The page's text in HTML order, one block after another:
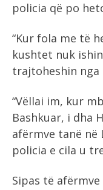
policia që po
“Kur fola me të
kushtet nuk
trajtoheshin nga
“Vëllai im, kur
Bashkuar, i dha
afërmve tanë në
policia e cila u
Sipas të